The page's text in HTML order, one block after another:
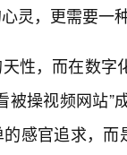
灵，更需要一
性，而在数
被操视频网站
感官追求，